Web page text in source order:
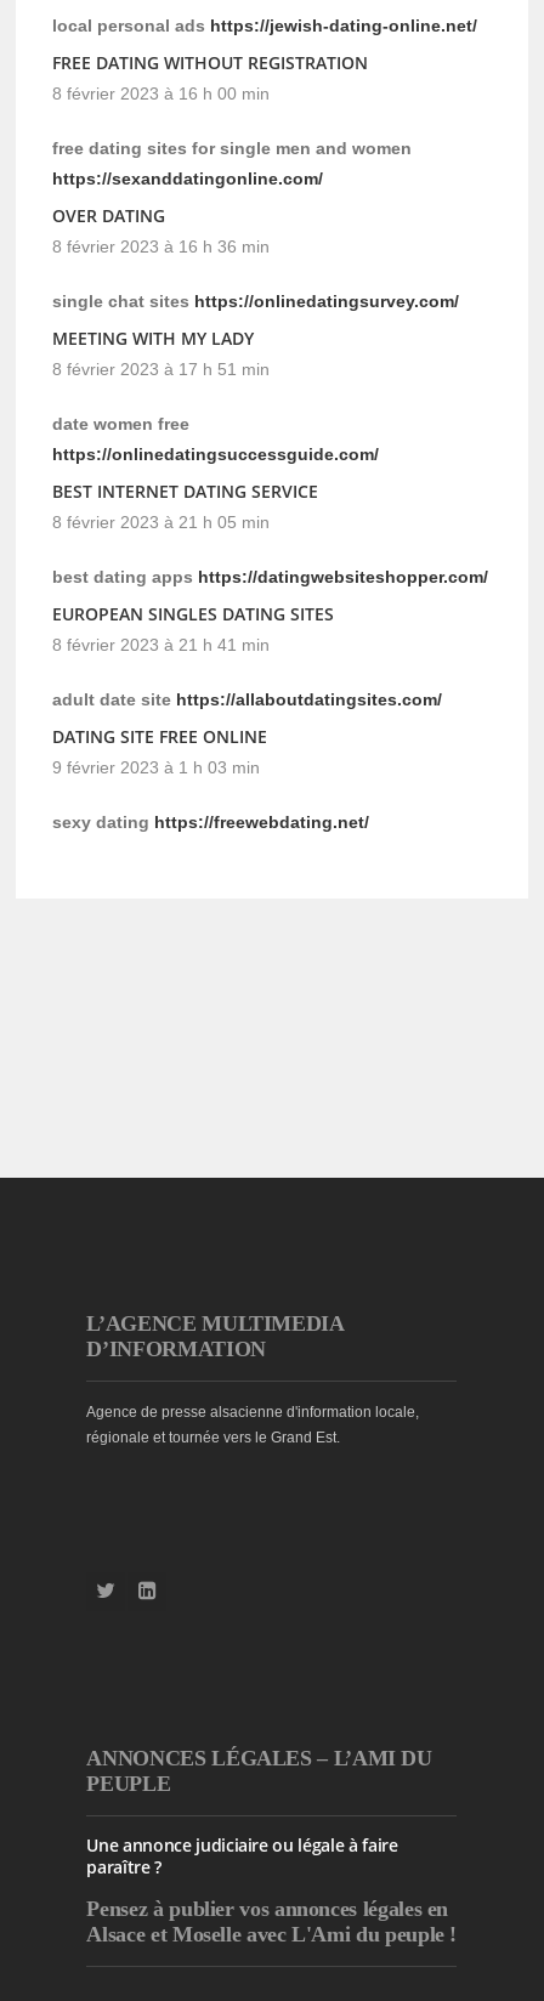
local personal ads https://jewish-dating-online.net/
FREE DATING WITHOUT REGISTRATION
8 février 2023 à 16 h 00 min
free dating sites for single men and women
https://sexanddatingonline.com/
OVER DATING
8 février 2023 à 16 h 36 min
single chat sites https://onlinedatingsurvey.com/
MEETING WITH MY LADY
8 février 2023 à 17 h 51 min
date women free
https://onlinedatingsuccessguide.com/
BEST INTERNET DATING SERVICE
8 février 2023 à 21 h 05 min
best dating apps https://datingwebsiteshopper.com/
EUROPEAN SINGLES DATING SITES
8 février 2023 à 21 h 41 min
adult date site https://allaboutdatingsites.com/
DATING SITE FREE ONLINE
9 février 2023 à 1 h 03 min
sexy dating https://freewebdating.net/
L’AGENCE MULTIMEDIA
D’INFORMATION
Agence de presse alsacienne d'information locale,
régionale et tournée vers le Grand Est.
ANNONCES LÉGALES – L’AMI DU
PEUPLE
Une annonce judiciaire ou légale à faire
paraître ?
Pensez à publiervos annonces légales en
Alsace et Moselle avec L'Ami du peuple !